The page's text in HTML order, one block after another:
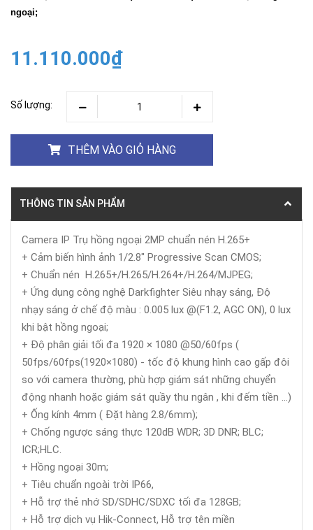
ngoại;
11.110.000₫
Số lượng:
THÊM VÀO GIỎ HÀNG
THÔNG TIN SẢN PHẨM
Camera IP Trụ hồng ngoại 2MP chuẩn nén H.265+
+ Cảm biến hình ảnh 1/2.8" Progressive Scan CMOS;
+ Chuẩn nén H.265+/H.265/H.264+/H.264/MJPEG;
+ Ứng dụng công nghệ Darkfighter Siêu nhạy sáng, Độ
nhạy sáng ở chế độ màu : 0.005 lux @(F1.2, AGC ON), 0 lux
khi bật hồng ngoại;
+ Độ phân giải tối đa 1920 × 1080 @50/60fps (
50fps/60fps(1920×1080) - tốc độ khung hình cao gấp đôi
so với camera thường, phù hợp giám sát những chuyển
động nhanh hoặc giám sát quầy thu ngân , khi đếm tiền ...)
+ Ống kính 4mm ( Đặt hàng 2.8/6mm);
+ Chống ngược sáng thực 120dB WDR; 3D DNR; BLC;
ICR;HLC.
+ Hồng ngoại 30m;
+ Tiêu chuẩn ngoài trời IP66,
+ Hỗ trợ thẻ nhớ SD/SDHC/SDXC tối đa 128GB;
+ Hỗ trợ dịch vụ Hik-Connect, Hỗ trợ tên miền